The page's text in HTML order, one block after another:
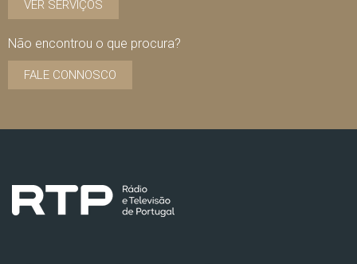
VER SERVIÇOS
Não encontrou o que procura?
FALE CONNOSCO